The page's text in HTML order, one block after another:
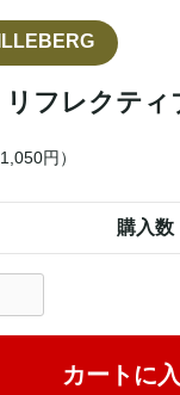
フレクティ
1,050円）
購入数
カートに